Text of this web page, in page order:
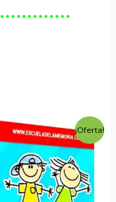
¡Oferta!
El
precio
original
era:
$197.00.
El
precio
actual
es:
$6.00.